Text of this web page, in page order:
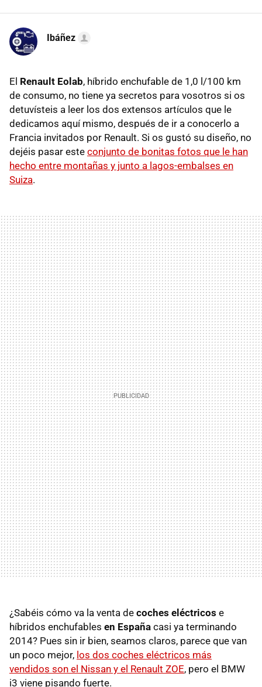
Ibáñez
El Renault Eolab, híbrido enchufable de 1,0 l/100 km
de consumo, no tiene ya secretos para vosotros si os
detuvísteis a leer los dos extensos artículos que le
dedicamos aquí mismo, después de ir a conocerlo a
Francia invitados por Renault. Si os gustó su diseño, no
dejéis pasar este conjunto de bonitas fotos que le han
hecho entre montañas y junto a lagos-embalses en
Suiza.
¿Sabéis cómo va la venta de coches eléctricos e
híbridos enchufables en España casi ya terminando
2014? Pues sin ir bien, seamos claros, parece que van
un poco mejor, los dos coches eléctricos más
vendidos son el Nissan y el Renault ZOE, pero el BMW
i3 viene pisando fuerte.